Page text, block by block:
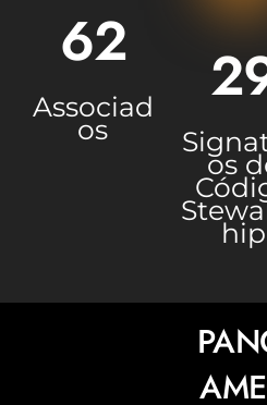
62
Associad
os
os
hip